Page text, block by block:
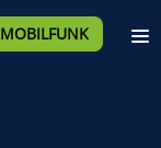
MOBILFUNK